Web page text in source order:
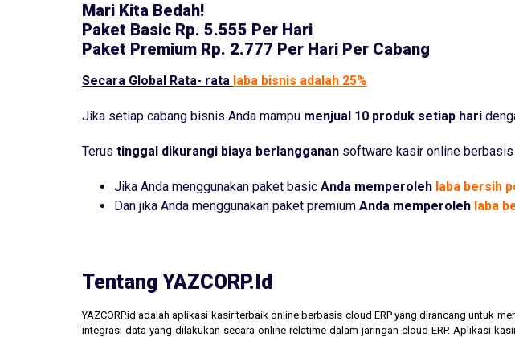
Mari Kita Bedah!
Paket Basic Rp. 5.555 Per Hari
Paket Premium Rp. 2.777 Per Hari Per Cabang
Secara Global Rata- rata laba bisnis adalah 25%
Jika setiap cabang bisnis Anda mampu menjual 10 produk setiap hari
Terus tinggal dikurangi biaya berlangganan software kasir online berbasis
Jika Anda menggunakan paket basic Anda memperoleh laba bersih
Dan jika Anda menggunakan paket premium Anda memperoleh laba
Tentang YAZCORP.id
YAZCORP.id adalah aplikasi kasir terbaik online berbasis cloud ERP yang dirancang untuk
integrasi data yang dilakukan secara online relatime dalam jaringan cloud ERP. Aplikasi